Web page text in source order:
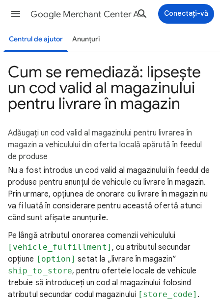
Google Merchant Center Ajutor Conectați-vă
Centrul de ajutor Anunțuri
Cum se remediază: lipsește
un cod valid al magazinului
pentru livrare în magazin
Adăugați un cod valid al magazinului pentru livrarea în
magazin a vehiculului din oferta locală apărută în feedul
de produse
Nu a fost introdus un cod valid al magazinului în feedul de
produse pentru anunțul de vehicule cu livrare în magazin.
Prin urmare, opțiunea de onorare cu livrare în magazin nu
va fi luată în considerare pentru această ofertă atunci
când sunt afișate anunțurile.
Pe lângă atributul onorarea comenzii vehiculului
[vehicle_fulfillment] , cu atributul secundar
opțiune [option] setat la „livrare în magazin”
ship_to_store, pentru ofertele locale de vehicule
trebuie să introduceți un cod al magazinului folosind
atributul secundar codul magazinului [store_code] .